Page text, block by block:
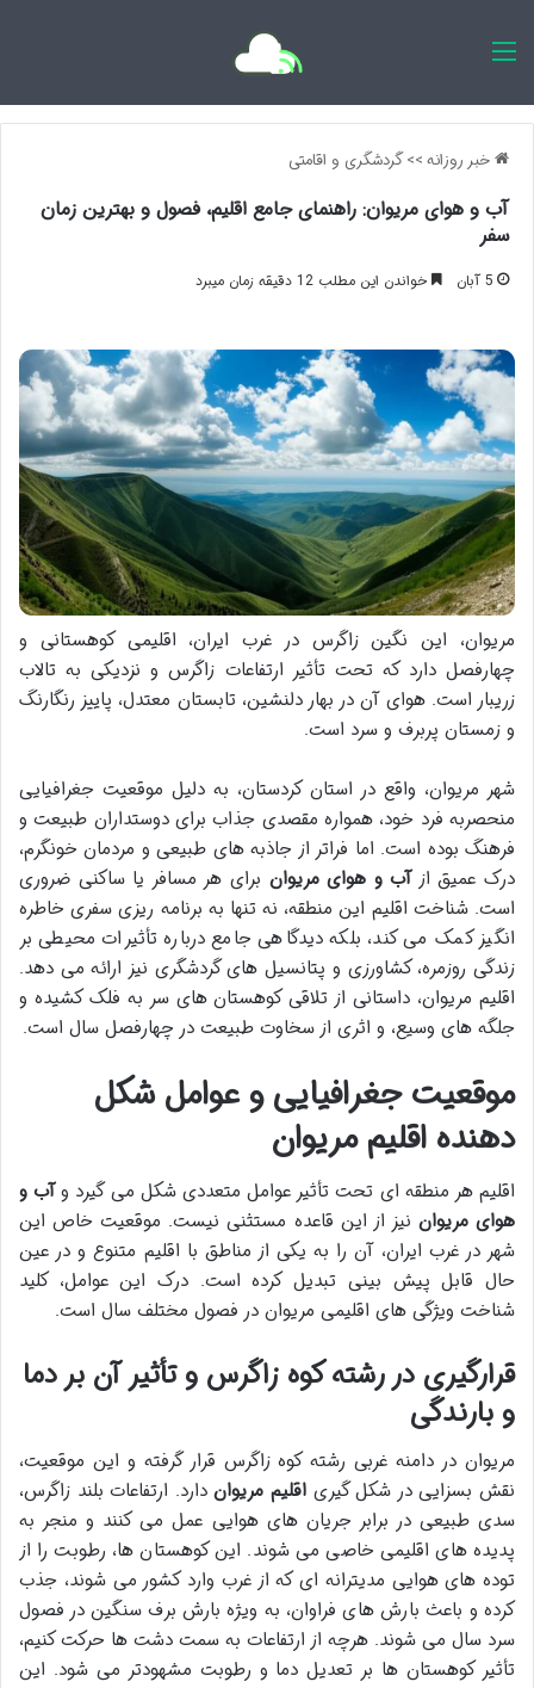
خبر روزانه>>گردشگری و اقامتی
آب و هوای مریوان: راهنمای جامع اقلیم، فصول و بهترین زمان
سفر
5 آبان خواندن این مطلب 12 دقیقه زمان میبرد
مریوان، این نگین زاگرس در غرب ایران، اقلیمی کوهستانی و
چهارفصل دارد که تحت تأثیر ارتفاعات زاگرس و نزدیکی به تالاب
زریبار است. هوای آن در بهار دلنشین، تابستان معتدل، پاییز رنگارنگ
و زمستان پربرف و سرد است.
شهر مریوان، واقع در استان کردستان، به دلیل موقعیت جغرافیایی
منحصربه فرد خود، همواره مقصدی جذاب برای دوستداران طبیعت و
فرهنگ بوده است. اما فراتر از جاذبه های طبیعی و مردمان خونگرم،
درک عمیق ازآب و هوای مریوان برای هر مسافر یا ساکنی ضروری
است. شناخت اقلیم این منطقه، نه تنها به برنامه ریزی سفری خاطره
انگیز کمک می کند، بلکه دیدگاهی جامع درباره تأثیرات محیطی بر
زندگی روزمره، کشاورزی و پتانسیل های گردشگری نیز ارائه می دهد.
اقلیم مریوان، داستانی از تلاقی کوهستان های سر به فلک کشیده و
جلگه های وسیع، و اثری از سخاوت طبیعت در چهارفصل سال است.
موقعیت جغرافیایی و عوامل شکل
دهنده اقلیم مریوان
اقلیم هر منطقه ای تحت تأثیر عوامل متعددی شکل می گیرد وآب و
هوای مریوان نیز از این قاعده مستثنی نیست. موقعیت خاص این
شهر در غرب ایران، آن را به یکی از مناطق با اقلیم متنوع و در عین
حال قابل پیش بینی تبدیل کرده است. درک این عوامل، کلید
شناخت ویژگی های اقلیمی مریوان در فصول مختلف سال است.
قرارگیری در رشته کوه زاگرس و تأثیر آن بر دما
و بارندگی
مریوان در دامنه غربی رشته کوه زاگرس قرار گرفته و این موقعیت،
نقش بسزایی در شکل گیری اقلیم مریواندارد. ارتفاعات بلند زاگرس،
سدی طبیعی در برابر جریان های هوایی عمل می کنند و منجر به
پدیده های اقلیمی خاصی می شوند. این کوهستان ها، رطوبت را از
توده های هوایی مدیترانه ای که از غرب وارد کشور می شوند، جذب
کرده و باعث بارش های فراوان، به ویژه بارش برف سنگین در فصول
سرد سال می شوند. هرچه از ارتفاعات به سمت دشت ها حرکت کنیم،
تأثیر کوهستان ها بر تعدیل دما و رطوبت مشهودتر می شود. این